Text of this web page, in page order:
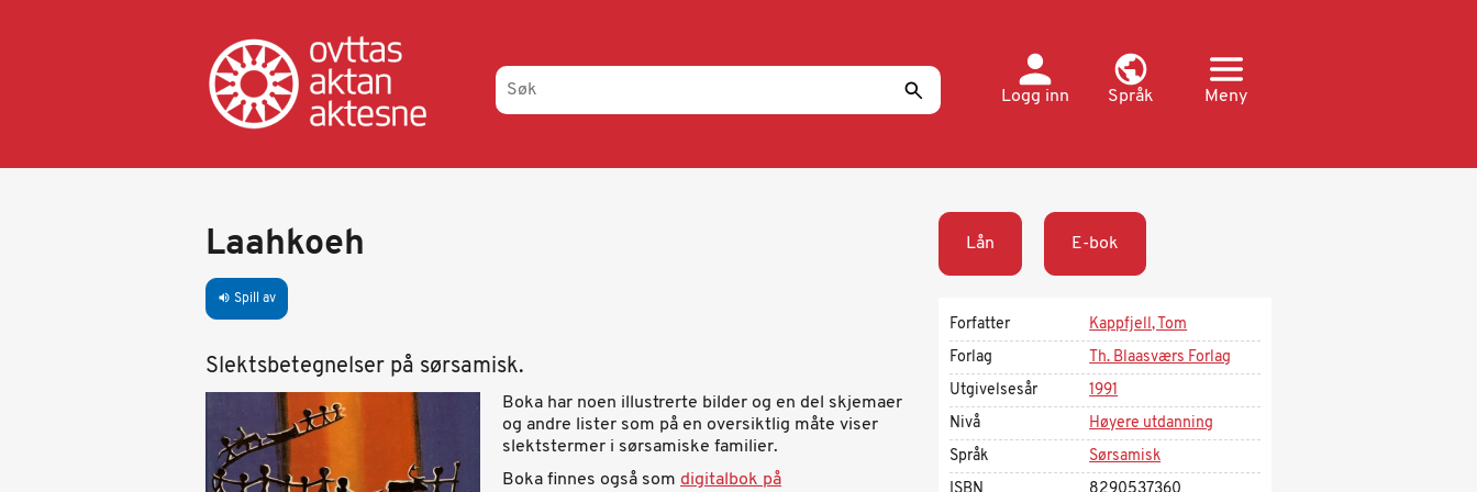
Logg inn
Språk Meny
Laahkoeh
volume_up Spill av
Slektsbetegnelser på sørsamisk.
Boka har noen illustrerte bilder og en del skjemaer
og andre lister som på en oversiktlig måte viser
slektstermer i sørsamiske familier.
Boka finnes også som digitalbok på
Lån E-bok
Forfatter
Kappfjell, Tom
Forlag
Th. Blaasværs Forlag
Utgivelsesår
1991
Nivå
Høyere utdanning
Språk
Sørsamisk